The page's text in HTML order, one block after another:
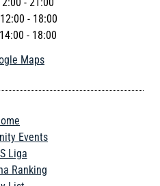
- 18:00
- 18:00
Maps
Events
Liga
Ranking